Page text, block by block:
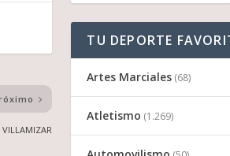
TU DEPORTE
Artes Marciales (68)
Atletismo (1.269)